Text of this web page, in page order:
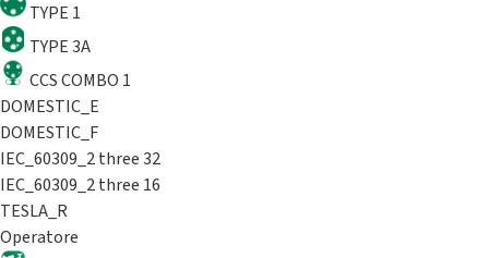
TYPE 1
TYPE 3A
CCS COMBO 1
DOMESTIC_E
DOMESTIC_F
IEC_60309_2 three 32
IEC_60309_2 three 16
TESLA_R
Operatore